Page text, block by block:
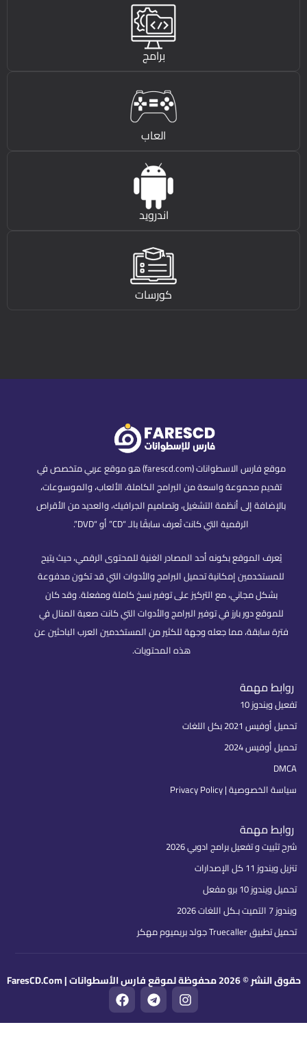
برامج
العاب
اندرويد
كورسات
موقع فارس الاسطوانات (farescd.com) هو موقع عربي متخصص في
تقديم مجموعة واسعة من البرامج الكاملة، الألعاب، والموسوعات،
بالإضافة إلى أنظمة التشغيل، وتصاميم الجرافيك، والعديد من الأقراص
الرقمية التي كانت تُعرف سابقًا بالـ “CD” أو “DVD”.
يُعرف الموقع بكونه أحد المصادر الغنية للمحتوى الرقمي، حيث يتيح
للمستخدمين إمكانية تحميل البرامج والأدوات التي قد تكون مدفوعة
بشكل مجاني، مع التركيز على توفير نسخ كاملة ومفعلة. وقد كان
للموقع دور بارز في توفير البرامج والأدوات التي كانت صعبة المنال في
فترة سابقة، مما جعله وجهة للكثير من المستخدمين العرب الباحثين عن
هذه المحتويات.
روابط مهمة
تفعيل ويندوز 10
تحميل أوفيس 2021 بكل اللغات
تحميل أوفيس 2024
DMCA
سياسة الخصوصية | Privacy Policy
روابط مهمة
شرح تثبيت و تفعيل برامج ادوبي 2026
تنزيل ويندوز 11 كل الإصدارات
تحميل ويندوز 10 برو مفعل
ويندوز 7 التميت بـكل اللغات 2026
تحميل تطبيق Truecaller جولد بريميوم مهكر
حقوق النشر © 2026 محفوظة لموقع فارس الأسطوانات | FaresCD.Com I
n
s
t
T
e
l
e
F
a
c
e